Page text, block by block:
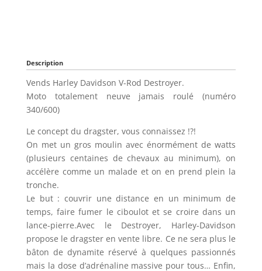
Description
Vends Harley Davidson V-Rod Destroyer.
Moto totalement neuve jamais roulé (numéro
340/600)
Le concept du dragster, vous connaissez !?!
On met un gros moulin avec énormément de watts
(plusieurs centaines de chevaux au minimum), on
accélère comme un malade et on en prend plein la
tronche.
Le but : couvrir une distance en un minimum de
temps, faire fumer le ciboulot et se croire dans un
lance-pierre.Avec le Destroyer, Harley-Davidson
propose le dragster en vente libre. Ce ne sera plus le
bâton de dynamite réservé à quelques passionnés
mais la dose d’adrénaline massive pour tous… Enfin,